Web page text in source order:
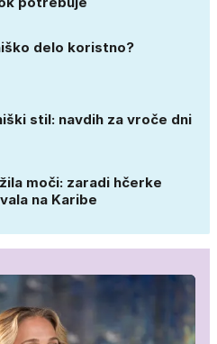
delo koristno?
stil: navdih za vroče dni
moči: zaradi hčerke
na Karibe